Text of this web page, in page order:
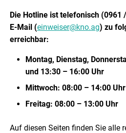
Die Hotline ist telefonisch (0961
E-Mail (einweiser@kno.ag) zu
erreichbar:
Montag, Dienstag,
und 13:30 – 16:00 Uhr
Mittwoch: 08:00 – 14:00 Uhr
Freitag: 08:00 – 13:00 Uhr
Auf diesen Seiten finden Sie alle